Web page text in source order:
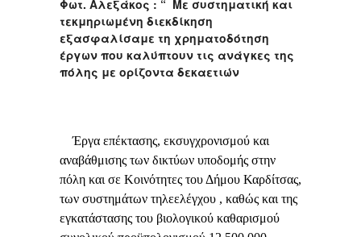
Φωτ. Αλεξάκος : “ Με συστηματική και
τεκμηριωμένη διεκδίκηση
εξασφαλίσαμε τη χρηματοδότηση
έργων που καλύπτουν τις ανάγκες της
πόλης με ορίζοντα δεκαετιών
Έργα επέκτασης, εκσυγχρονισμού και
αναβάθμισης των δικτύων υποδομής στην
πόλη και σε Κοινότητες του Δήμου Καρδίτσας,
των συστημάτων τηλεελέγχου , καθώς και της
εγκατάστασης του βιολογικού καθαρισμού